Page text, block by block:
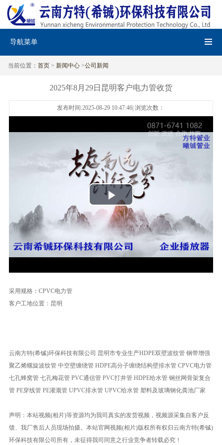
导航菜单
当前位置： 首页 > 新闻中心 >公司新闻
2025年8月29日昆明客户电力管收货
发布时间:2025-08-29 10:47:46| 浏览次数：
Play
Video
采用规格：CPVC电力管
客户工地位置：昆明
云南方特(希铖)环保科技有限公司 昆明市专业生产HDPE双壁波纹管 钢带增强
聚乙烯螺旋波纹管 中空壁缠绕管 HDPE高分子缠绕结构壁排水管 CPVC电力管
七孔蜂窝管 七孔梅花管 PVC通信管 PVC打井管 HDPE给水管 钢丝网骨架复合
管 PE穿线管 PE灌溉管 UPVC排水管 UPVC给水管 塑料及玻璃钢化粪池厂家
声明：本站视频(相片)等资源均为我司真实的发货视频，视频源采集自客户反
馈、我厂售后人员现场拍摄。本站官网视频(相片)版权所有权归云南方特(希铖)
环保科技有限公司所有，未征得我司同意之行业竞争者转载必究！